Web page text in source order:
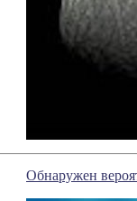
Обнаружен